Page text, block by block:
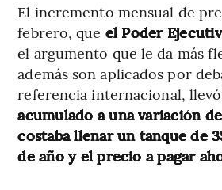
El incremento mensual de
febrero, que el Poder
el argumento que le da más
además son aplicados por
referencia internacional, llevó
acumulado a una variación
costaba llenar un tanque de
de año y el precio a pagar